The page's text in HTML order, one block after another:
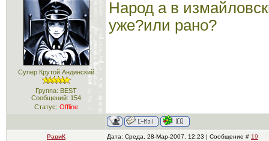
Супер Крутой Андинский
Группа: BEST
Сообщений: 154
Статус: Offline
Народ а в
уже?или рано?
РавиК Дата: Среда, 28-Мар-2007, 12:23 | Сообщение # 19